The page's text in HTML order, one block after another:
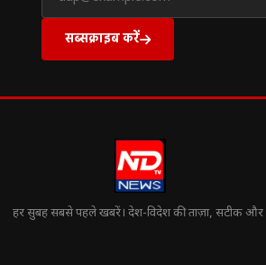
सब्सक्राइब करें
हर सुबह सबसे पहले खबरें। देश-विदेश की ताज़ा, सटीक और